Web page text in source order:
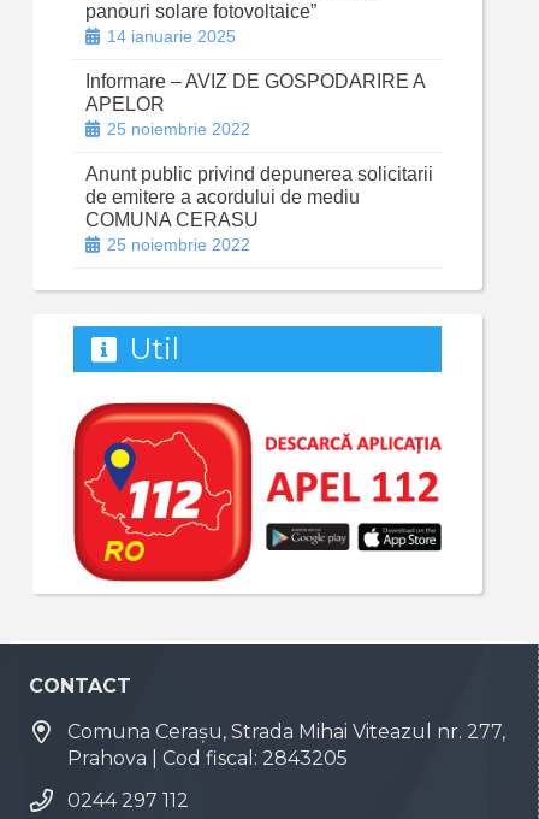
panouri solare fotovoltaice”
14 ianuarie 2025
Informare – AVIZ DE GOSPODARIRE A
APELOR
25 noiembrie 2022
Anunt public privind depunerea solicitarii
de emitere a acordului de mediu
COMUNA CERASU
25 noiembrie 2022
Util
CONTACT
Comuna Cerașu, Strada Mihai Viteazul nr. 277,
Prahova | Cod fiscal: 2843205
0244 297 112